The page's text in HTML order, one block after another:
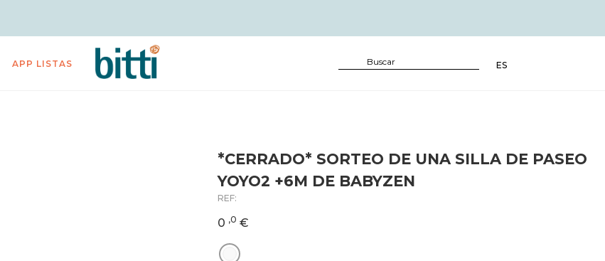
APP LISTAS ES
*CERRADO* SORTEO DE UNA SILLA DE PASEO
YOYO2 +6M DE BABYZEN
REF:
0 ,0 €